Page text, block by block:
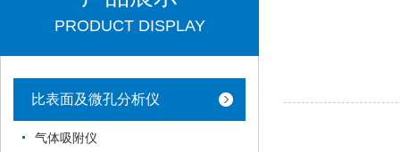
PRODUCT DISPLAY
比表面及微孔分析仪
气体吸附仪